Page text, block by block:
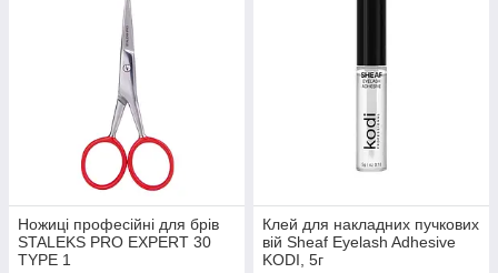
Ножиці професійні для брів
STALEKS PRO EXPERT 30
TYPE 1
Клей для накладних пучкових
вій Sheaf Eyelash Adhesive
KODI, 5г